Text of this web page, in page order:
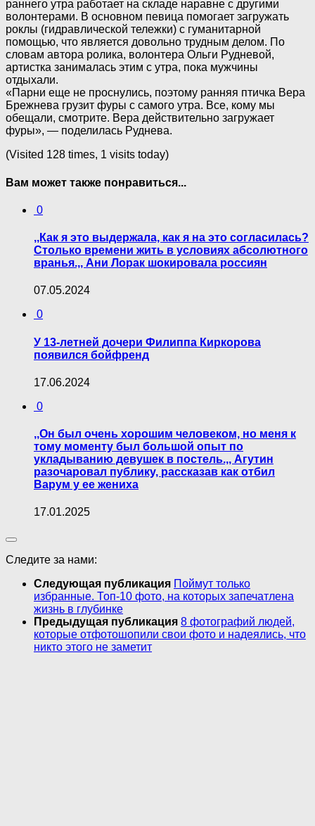
раннего утра работает на складе наравне с другими
волонтерами. В основном певица помогает загружать
роклы (гидравлической тележки) с гуманитарной
помощью, что является довольно трудным делом. По
словам автора ролика, волонтера Ольги Рудневой,
артистка занималась этим с утра, пока мужчины
отдыхали.
«Парни еще не проснулись, поэтому ранняя птичка Вера
Брежнева грузит фуры с самого утра. Все, кому мы
обещали, смотрите. Вера действительно загружает
фуры», — поделилась Руднева.
(Visited 128 times, 1 visits today)
Вам может также понравиться...
0
,,Как я это выдержала, как я на это согласилась?
Столько времени жить в условиях абсолютного
вранья.,, Ани Лорак шокировала россиян
07.05.2024
0
У 13-летней дочери Филиппа Киркорова
появился бойфренд
17.06.2024
0
,,Он был очень хорошим человеком, но меня к
тому моменту был большой опыт по
укладыванию девушек в постель.,, Агутин
разочаровал публику, рассказав как отбил
Варум у ее жениха
17.01.2025
Следите за нами:
Следующая публикация Поймут только
избранные. Топ-10 фото, на которых запечатлена
жизнь в глубинке
Предыдущая публикация 8 фотографий людей,
которые отфотошопили свои фото и надеялись, что
никто этого не заметит